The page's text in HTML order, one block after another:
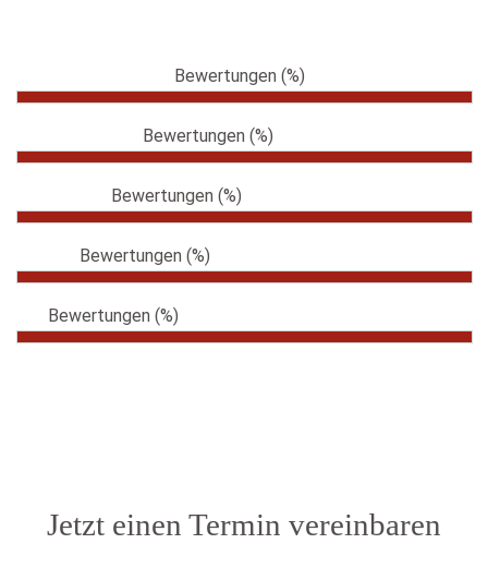
Bewertungen (%)
Bewertungen (%)
Bewertungen (%)
Bewertungen (%)
Bewertungen (%)
Jetzt einen Termin vereinbaren